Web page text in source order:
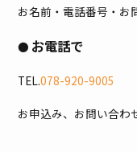
お名前・電話番号・お
● お電話で
TEL.078-920-9005
お申込み、お問い合わ